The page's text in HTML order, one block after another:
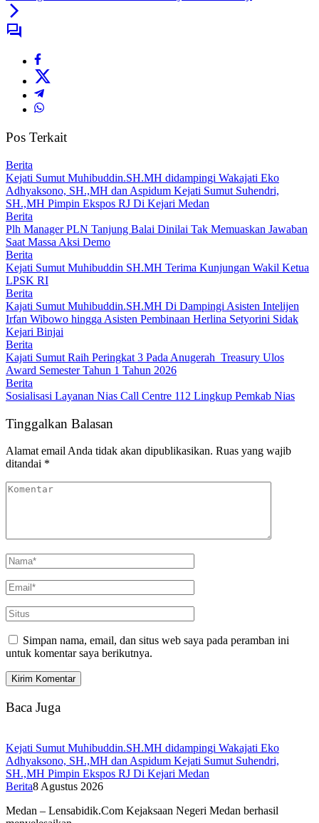
Pos Terkait
Berita
Kejati Sumut Muhibuddin.SH.MH didampingi Wakajati Eko
Adhyaksono, SH.,MH dan Aspidum Kejati Sumut Suhendri,
SH.,MH Pimpin Ekspos RJ Di Kejari Medan
Berita
Plh Manager PLN Tanjung Balai Dinilai Tak Memuaskan Jawaban
Saat Massa Aksi Demo
Berita
Kejati Sumut Muhibuddin SH.MH Terima Kunjungan Wakil Ketua
LPSK RI
Berita
Kajati Sumut Muhibuddin.SH.MH Di Dampingi Asisten Intelijen
Irfan Wibowo hingga Asisten Pembinaan Herlina Setyorini Sidak
Kejari Binjai
Berita
Kajati Sumut Raih Peringkat 3 Pada Anugerah Treasury Ulos
Award Semester Tahun 1 Tahun 2026
Berita
Sosialisasi Layanan Nias Call Centre 112 Lingkup Pemkab Nias
Tinggalkan Balasan
Alamat email Anda tidak akan dipublikasikan. Ruas yang wajib
ditandai *
Simpan nama, email, dan situs web saya pada peramban ini
untuk komentar saya berikutnya.
Baca Juga
Kejati Sumut Muhibuddin.SH.MH didampingi Wakajati Eko
Adhyaksono, SH.,MH dan Aspidum Kejati Sumut Suhendri,
SH.,MH Pimpin Ekspos RJ Di Kejari Medan
Berita8 Agustus 2026
Medan – Lensabidik.Com Kejaksaan Negeri Medan berhasil